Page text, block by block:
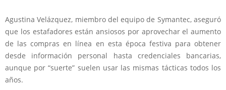
Agustina Velázquez, miembro del equipo de Symantec, aseguró
que los estafadores están ansiosos por aprovechar el aumento
de las compras en línea en esta época festiva para obtener
desde información personal hasta credenciales bancarias,
aunque por “suerte” suelen usar las mismas tácticas todos los
años.